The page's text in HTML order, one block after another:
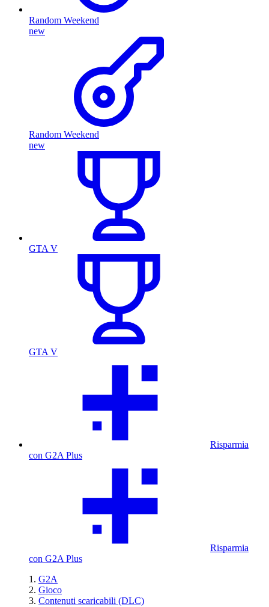
Random Weekend
new
Random Weekend
new
GTA V
GTA V
Risparmia
con G2A Plus
Risparmia
con G2A Plus
G2A
Gioco
Contenuti scaricabili (DLC)